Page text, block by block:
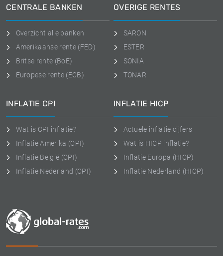
CENTRALE BANKEN
Overzicht alle banken
Amerikaanse rente (FED)
Britse rente (BoE)
Europese rente (ECB)
OVERIGE RENTES
SARON
ESTER
SONIA
TONAR
INFLATIE CPI
Wat is CPI inflatie?
Inflatie Amerika (CPI)
Inflatie België (CPI)
Inflatie Nederland (CPI)
INFLATIE HICP
Actuele inflatie cijfers
Wat is HICP inflatie?
Inflatie Europa (HICP)
Inflatie Nederland (HICP)